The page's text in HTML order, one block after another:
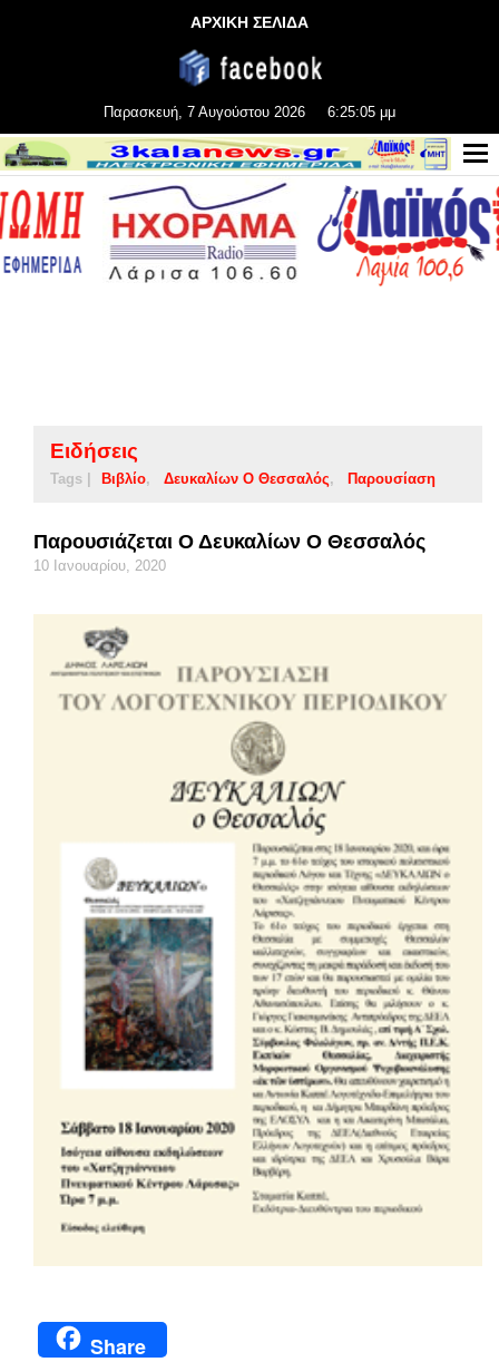
ΑΡΧΙΚΗ ΣΕΛΙΔΑ
Παρασκευή, 7 Αυγούστου 2026 6:25:05 μμ
Ειδήσεις
Tags | Βιβλίο Δευκαλίων Ο Θεσσαλός Παρουσίαση
Παρουσιάζεται Ο Δευκαλίων Ο Θεσσαλός
10 Ιανουαρίου, 2020
Share